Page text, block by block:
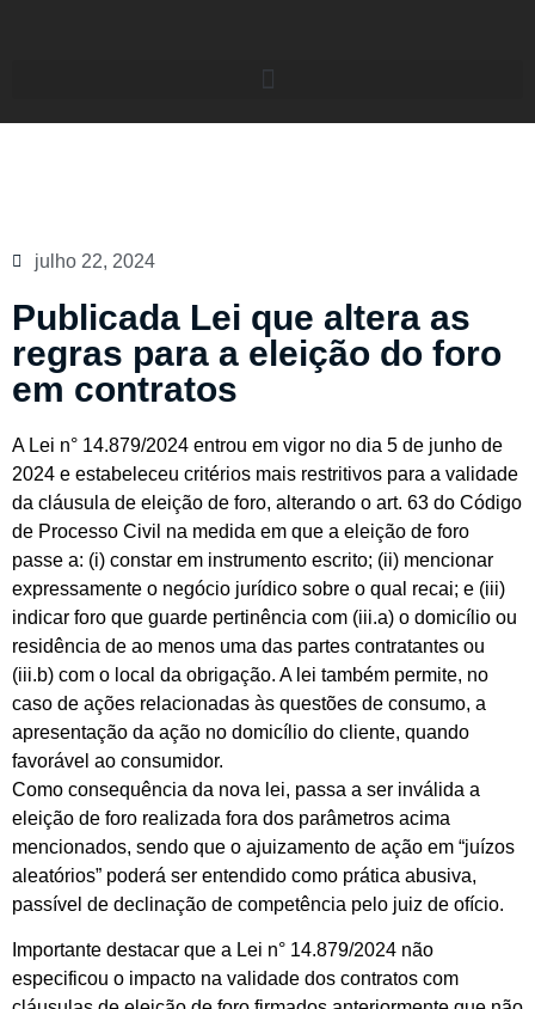
julho 22, 2024
Publicada Lei que altera as
regras para a eleição do foro
em contratos
A Lei n° 14.879/2024 entrou em vigor no dia 5 de junho de
2024 e estabeleceu critérios mais restritivos para a validade
da cláusula de eleição de foro, alterando o art. 63 do Código
de Processo Civil na medida em que a eleição de foro
passe a: (i) constar em instrumento escrito; (ii) mencionar
expressamente o negócio jurídico sobre o qual recai; e (iii)
indicar foro que guarde pertinência com (iii.a) o domicílio ou
residência de ao menos uma das partes contratantes ou
(iii.b) com o local da obrigação. A lei também permite, no
caso de ações relacionadas às questões de consumo, a
apresentação da ação no domicílio do cliente, quando
favorável ao consumidor.
Como consequência da nova lei, passa a ser inválida a
eleição de foro realizada fora dos parâmetros acima
mencionados, sendo que o ajuizamento de ação em “juízos
aleatórios” poderá ser entendido como prática abusiva,
passível de declinação de competência pelo juiz de ofício.
Importante destacar que a Lei n° 14.879/2024 não
especificou o impacto na validade dos contratos com